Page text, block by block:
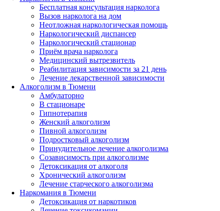
Бесплатная консультация нарколога
Вызов нарколога на дом
Неотложная наркологическая помощь
Наркологический диспансер
Наркологический стационар
Приём врача нарколога
Медицинский вытрезвитель
Реабилитация зависимости за 21 день
Лечение лекарственной зависимости
Алкоголизм в Тюмени
Амбулаторно
В стационаре
Гипнотерапия
Женский алкоголизм
Пивной алкоголизм
Подростковый алкоголизм
Принудительное лечение алкоголизма
Созависимость при алкоголизме
Детоксикация от алкоголя
Хронический алкоголизм
Лечение старческого алкоголизма
Наркомания в Тюмени
Детоксикация от наркотиков